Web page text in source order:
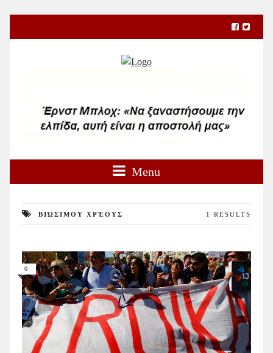
Menu
ΒΙΏΣΙΜΟΥ ΧΡΈΟΥΣ 1 RESULTS
0